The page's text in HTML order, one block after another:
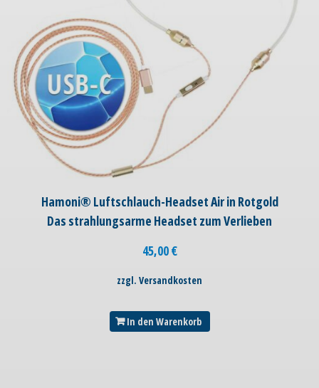
Hamoni® Luftschlauch-Headset Air in Rotgold
Das strahlungsarme Headset zum Verlieben
45,00€
zzgl. Versandkosten
In den Warenkorb